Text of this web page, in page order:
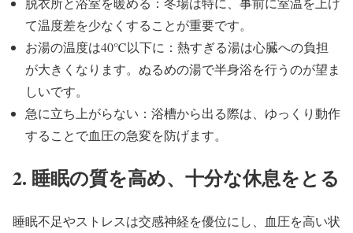
て温度差を少なくすることが重要です。
お湯の温度は40℃以下に：熱すぎる湯は心臓への負担
が大きくなります。ぬるめの湯で半身浴を行うのが望ま
しいです。
急に立ち上がらない：浴槽から出る際は、ゆっくり動作
することで血圧の急変を防げます。
2. 睡眠の質を高め、十分な休息をとる
睡眠不足やストレスは交感神経を優位にし、血圧を高い状